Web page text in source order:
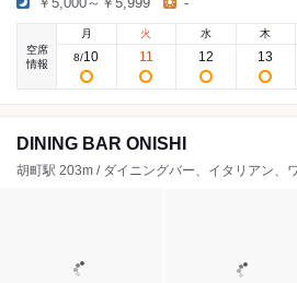
空席
情報
月
8/10
火
11
水
12
木
13
DINING BAR ONISHI
胡町駅 203m / ダイニングバー、イタリアン、